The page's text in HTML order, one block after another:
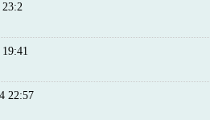
23:2
22:57